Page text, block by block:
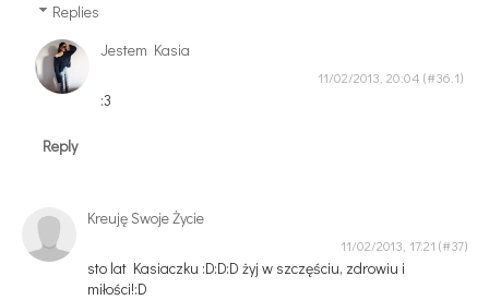
Replies
Jestem Kasia
11/02/2013, 20:04
:3
Reply
Kreuję Swoje Życie
11/02/2013, 17:21
sto lat Kasiaczku :D:D:D żyj w szczęściu, zdrowiu i
miłości!:D